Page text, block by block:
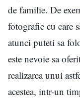
de familie. De
fotografie cu care
atunci puteti sa
este nevoie sa
realizarea unui
acestea, intr-un